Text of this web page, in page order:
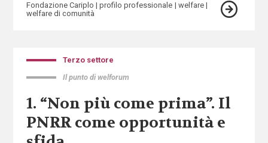
Fondazione Cariplo profilo professionale
welfare
welfare di comunità
Terzo settore
Il punto di welforum
1. “Non più come prima”. Il
PNRR come opportunità e